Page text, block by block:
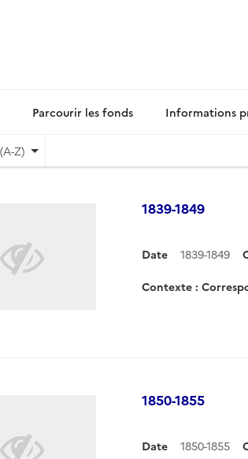
Parcourir les fonds Informations
Z)
1839-1849
Date 1839-1849
Contexte :
1850-1855
Date 1850-1855